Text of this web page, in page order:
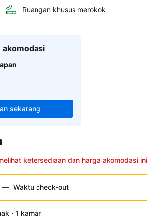
Ruangan khusus merokok
akomodasi
sekarang
ketersediaan dan harga akomodasi ini
— Waktu check-out
· 1 kamar